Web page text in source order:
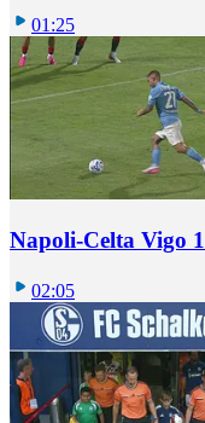
01:25
Napoli-Celta Vigo
02:05